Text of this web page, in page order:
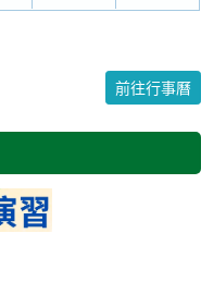
前往行事曆